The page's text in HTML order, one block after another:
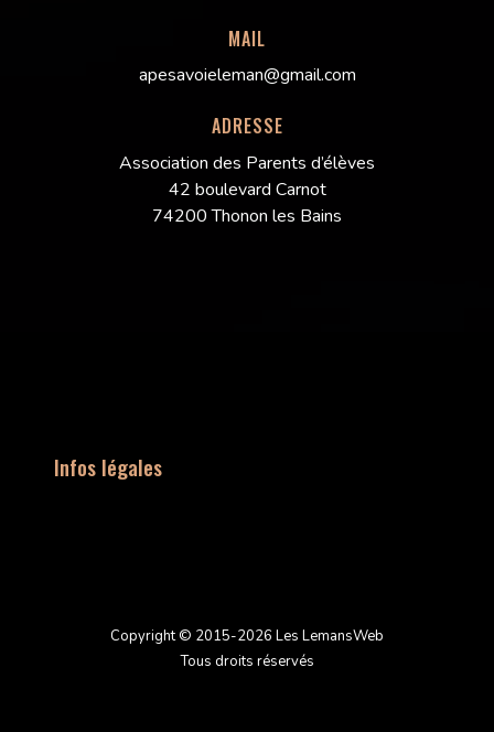
MAIL
apesavoieleman@gmail.com
ADRESSE
Association des Parents d’élèves
42 boulevard Carnot
74200 Thonon les Bains
Infos légales
Copyright © 2015-2026 Les LemansWeb
Tous droits réservés